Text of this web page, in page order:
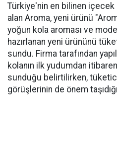
Türkiye'nin en bilinen içecek
alan Aroma, yeni ürünü
yoğun kola aroması ve
hazırlanan yeni ürününü
sundu. Firma tarafından
kolanın ilk yudumdan
sunduğu belirtilirken,
görüşlerinin de önem